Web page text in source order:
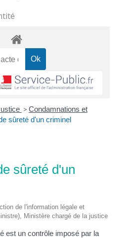
> Condamnations et
sûreté d'un criminel
sûreté d'un
de l'information légale et
Ministère chargé de la justice
est un contrôle imposé par la